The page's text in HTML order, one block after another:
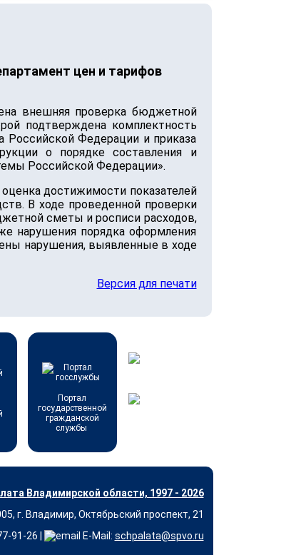
цен и тарифов
внешняя проверка бюджетной
подтверждена комплектность
Российской Федерации и приказа
о порядке составления и
Российской Федерации».
достижимости показателей
В ходе проведенной проверки
сметы и росписи расходов,
нарушения порядка оформления
нарушения, выявленные в ходе
Версия для печати
Портал
государственной
гражданской
службы
Владимирской области, 1997 - 2026
г. Владимир, Октябрьский проспект, 21
91-26 |
E-Mail: schpalata@spvo.ru